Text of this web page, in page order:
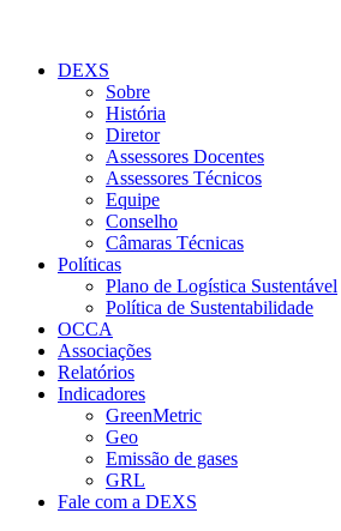
DEXS
Sobre
História
Diretor
Assessores Docentes
Assessores Técnicos
Equipe
Conselho
Câmaras Técnicas
Políticas
Plano de Logística Sustentável
Política de Sustentabilidade
OCCA
Associações
Relatórios
Indicadores
GreenMetric
Geo
Emissão de gases
GRL
Fale com a DEXS